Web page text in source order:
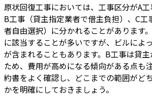
原状回復工事においては、工事区分がA工
B工事（貸主指定業者で借主負担）、C工
者自由選択）に分かれることがあります
に該当することが多いですが、ビルによ
が含まれることもあります。B工事は貸
ため、費用が高めになる傾向がある点も
約書をよく確認し、どこまでの範囲がど
かを明確にしておきましょう。